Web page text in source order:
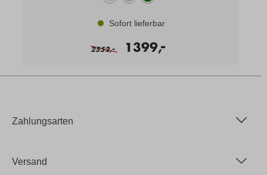
Sofort lieferbar
2552,
- 1399,
-
Zahlungsarten
Versand